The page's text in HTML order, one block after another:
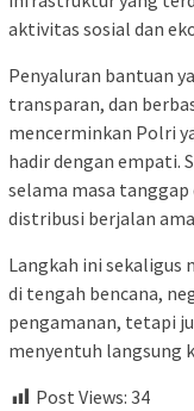
aktivitas sosial dan
Penyaluran bantuan
transparan, dan
mencerminkan Polri
hadir dengan empati.
selama masa
distribusi berjalan
Langkah ini sekaligus
di tengah bencana,
pengamanan, tetapi
menyentuh langsung
Post Views: 34